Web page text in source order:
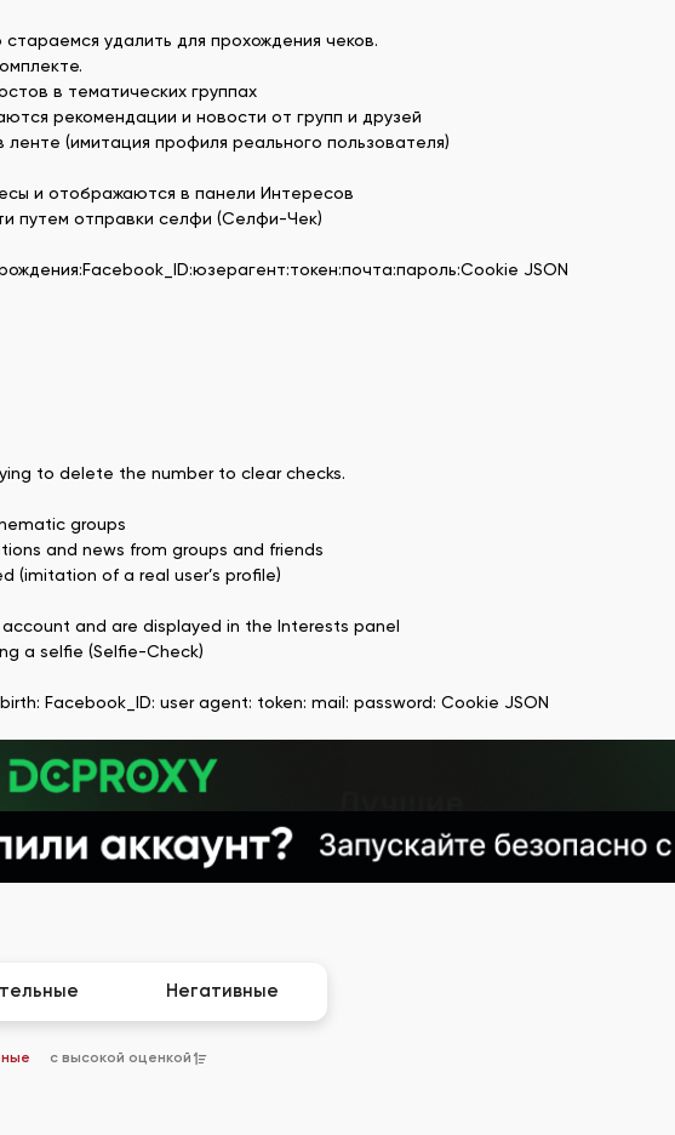
удалить для прохождения чеков.
в тематических группах
рекомендации и новости от групп и друзей
(имитация профиля реального пользователя)
и отображаются в панели Интересов
путем отправки селфи (Селфи-Чек)
JSON
to delete the number to clear checks.
groups
and news from groups and friends
(imitation of a real user’s profile)
and are displayed in the Interests panel
a selfie (Selfie-Check)
Facebook_ID: user agent: token: mail: password: Cookie JSON
Негативные
с высокой оценкой